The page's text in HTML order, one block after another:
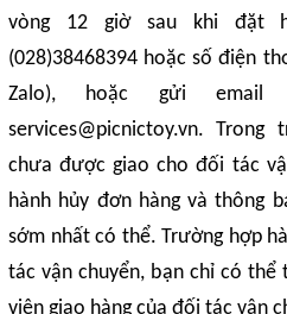
vòng 12 giờ sau khi đặt
(028)38468394 hoặc số điện
Zalo), hoặc gửi
services@picnictoy.vn.
chưa được giao cho đối tác
hành hủy đơn hàng và thông
sớm nhất có thể. Trường hợp
tác vận chuyển, bạn chỉ có
viên giao hàng của đối tác vận